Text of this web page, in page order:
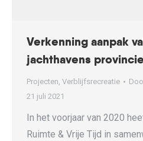
Verkenning aanpak
jachthavens
Projecten, Verblijfsrecreatie
21 juli 2021
In het voorjaar van 2020
Ruimte & Vrije Tijd in